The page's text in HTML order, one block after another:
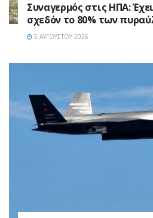
Συναγερμός στις ΗΠΑ:
σχεδόν το 80% των
5 ΑΥΓΟΎΣΤΟΥ 2026